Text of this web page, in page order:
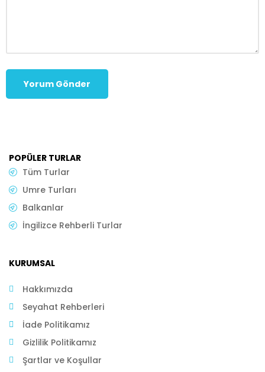
POPÜLER TURLAR
Tüm Turlar
Umre Turları
Balkanlar
İngilizce Rehberli Turlar
KURUMSAL
Hakkımızda
Seyahat Rehberleri
İade Politikamız
Gizlilik Politikamız
Şartlar ve Koşullar